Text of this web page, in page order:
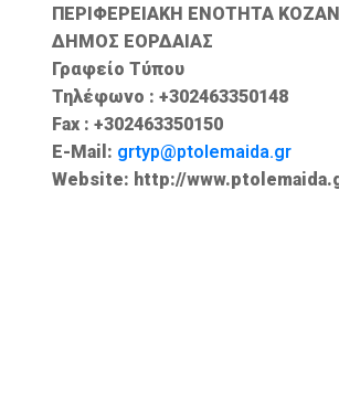
ΠΕΡΙΦΕΡΕΙΑΚΗ ΕΝΟΤΗΤΑ
ΔΗΜΟΣ ΕΟΡΔΑΙΑΣ
Γραφείο Τύπου
Τηλέφωνο : +302463350148
Fax : +302463350150
E-Mail: grtyp@ptolemaida.gr
Website: http://